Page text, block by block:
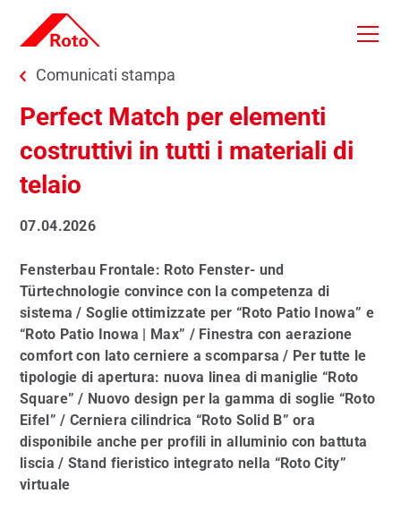
Skip to main content
You are here:
Comunicati stampa
Perfect Match per elementi
costruttivi in tutti i materiali di
telaio
07.04.2026
Fensterbau Frontale: Roto Fenster- und
Türtechnologie convince con la competenza di
sistema / Soglie ottimizzate per “Roto Patio Inowa” e
“Roto Patio Inowa | Max” / Finestra con aerazione
comfort con lato cerniere a scomparsa / Per tutte le
tipologie di apertura: nuova linea di maniglie “Roto
Square” / Nuovo design per la gamma di soglie “Roto
Eifel” / Cerniera cilindrica “Roto Solid B” ora
disponibile anche per profili in alluminio con battuta
liscia / Stand fieristico integrato nella “Roto City”
virtuale